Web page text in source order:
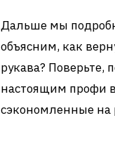
Дальше мы
объясним, как
рукава? Поверьте,
настоящим профи
сэкономленные на